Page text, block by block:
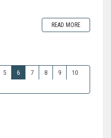
READ MORE
5 6 7 8 9
10